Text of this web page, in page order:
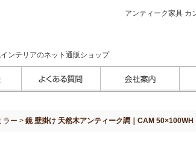
アンティーク家具 カ
ンテリアのネット通販ショップ
ラー > 鏡 壁掛け 天然木アンティーク調｜CAM 50×100WH